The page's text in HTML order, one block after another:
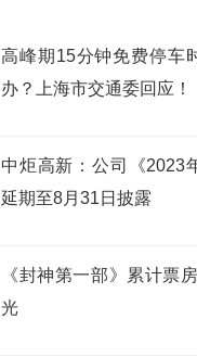
高峰期15分钟免费停车
办？上海市交通委回应！
中炬高新：公司《2023
延期至8月31日披露
《封神第一部》累计票
光